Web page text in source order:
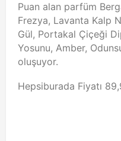
Puan alan parfüm
Frezya, Lavanta Kalp
Gül, Portakal Çiçeği
Yosunu, Amber,
oluşuyor.
Hepsiburada Fiyatı